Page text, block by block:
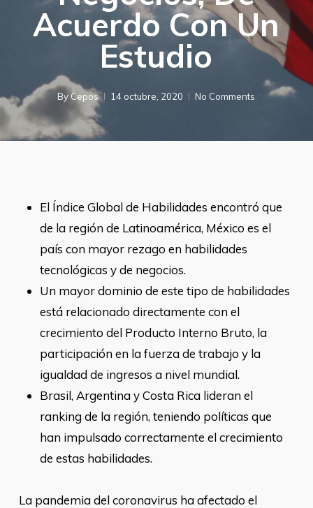
Acuerdo Con Un
Estudio
By Cepos 14 octubre, 2020 No Comments
El Índice Global de Habilidades encontró que
de la región de Latinoamérica, México es el
país con mayor rezago en habilidades
tecnológicas y de negocios.
Un mayor dominio de este tipo de habilidades
está relacionado directamente con el
crecimiento del Producto Interno Bruto, la
participación en la fuerza de trabajo y la
igualdad de ingresos a nivel mundial.
Brasil, Argentina y Costa Rica lideran el
ranking de la región, teniendo políticas que
han impulsado correctamente el crecimiento
de estas habilidades.
La pandemia del coronavirus ha afectado el